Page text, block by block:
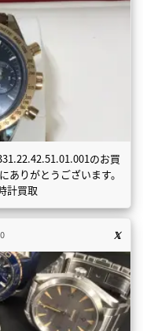
のお買
ありがとうございます。
計買取